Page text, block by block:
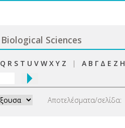
Biological Sciences
Q R S T U V W X Y Z | Α Β Γ Δ Ε Ζ Η
Αποτελέσματα/σελίδα: